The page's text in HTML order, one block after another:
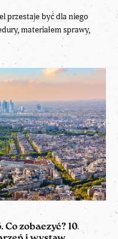
przestaje być dla niego
materiałem sprawy,
zobaczyć? 10